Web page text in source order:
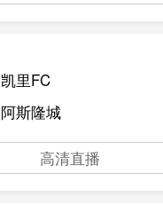
凯里FC
阿斯隆城
高清直播